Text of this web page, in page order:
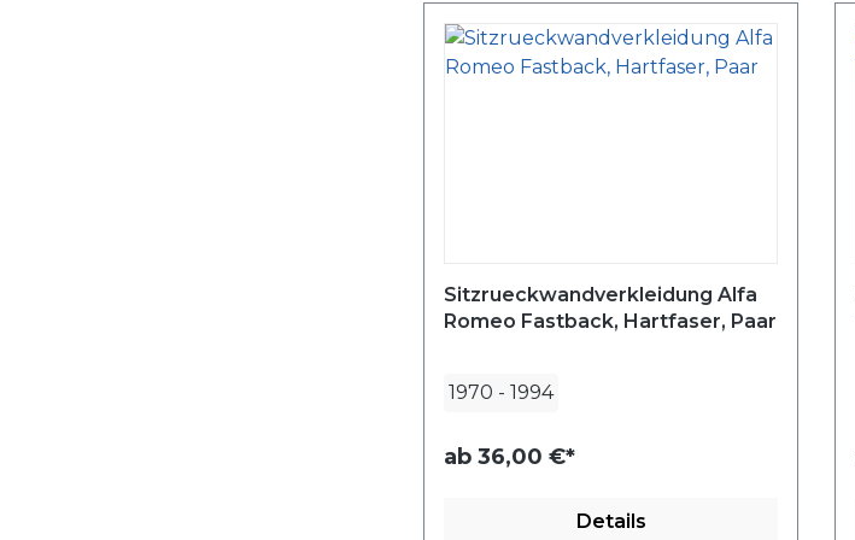
Sitzrueckwandverkleidung Alfa
Romeo Fastback, Hartfaser, Paar
1970 - 1994
ab 36,00 €*
Details